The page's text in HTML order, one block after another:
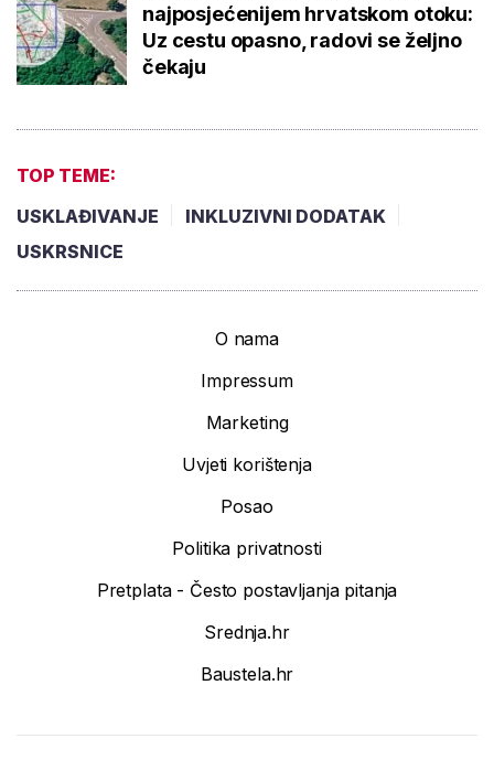
najposjećenijem hrvatskom otoku:
Uz cestu opasno, radovi se željno
čekaju
TOP TEME:
USKLAĐIVANJE
INKLUZIVNI DODATAK
USKRSNICE
O nama
Impressum
Marketing
Uvjeti korištenja
Posao
Politika privatnosti
Pretplata - Često postavljanja pitanja
Srednja.hr
Baustela.hr